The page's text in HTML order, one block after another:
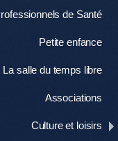
de Santé
Petite enfance
La salle du temps libre
Associations
Culture et loisirs